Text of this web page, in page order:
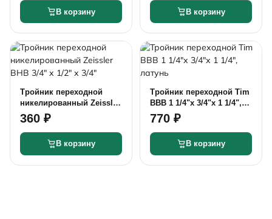
В корзину В корзину
Тройник переходной
никелированный Zeissler
ВНВ 3/4" х 1/2" х 3/4"
360 ₽
В корзину
Тройник переходной Tim
ВВВ 1 1/4"х 3/4"х 1 1/4",
латунь
770 ₽
В корзину